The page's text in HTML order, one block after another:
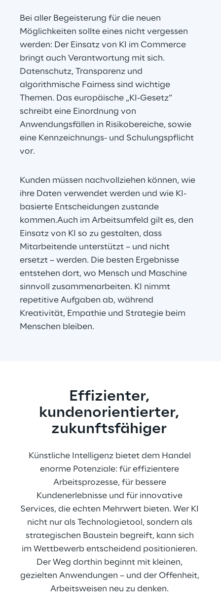
Bei aller Begeisterung für die neuen
Möglichkeiten sollte eines nicht vergessen
werden: Der Einsatz von KI im Commerce
bringt auch Verantwortung mit sich.
Datenschutz, Transparenz und
algorithmische Fairness sind wichtige
Themen. Das europäische „KI-Gesetz“
schreibt eine Einordnung von
Anwendungsfällen in Risikobereiche, sowie
eine Kennzeichnungs- und Schulungspflicht
vor.
Kunden müssen nachvollziehen können, wie
ihre Daten verwendet werden und wie KI-
basierte Entscheidungen zustande
kommen.Auch im Arbeitsumfeld gilt es, den
Einsatz von KI so zu gestalten, dass
Mitarbeitende unterstützt – und nicht
ersetzt – werden. Die besten Ergebnisse
entstehen dort, wo Mensch und Maschine
sinnvoll zusammenarbeiten. KI nimmt
repetitive Aufgaben ab, während
Kreativität, Empathie und Strategie beim
Menschen bleiben.
Effizienter,
kundenorientierter,
zukunftsfähiger
Künstliche Intelligenz bietet dem Handel
enorme Potenziale: für effizientere
Arbeitsprozesse, für bessere
Kundenerlebnisse und für innovative
Services, die echten Mehrwert bieten. Wer KI
nicht nur als Technologietool, sondern als
strategischen Baustein begreift, kann sich
im Wettbewerb entscheidend positionieren.
Der Weg dorthin beginnt mit kleinen,
gezielten Anwendungen – und der Offenheit,
Arbeitsweisen neu zu denken.